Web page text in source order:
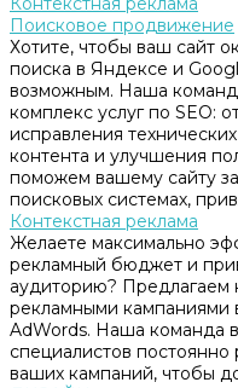
Поисковое продвижение
Хотите, чтобы ваш сайт
поиска в Яндексе и
возможным. Наша
комплекс услуг по SEO:
исправления
контента и улучшения
поможем вашему сайту
поисковых системах,
Контекстная реклама
Желаете максимально
рекламный бюджет и
аудиторию? Предлагаем
рекламными кампаниями
AdWords. Наша команда
специалистов
ваших кампаний, чтобы